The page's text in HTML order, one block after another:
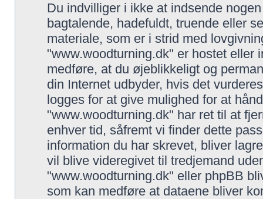
Du indvilliger i ikke at indsende
bagtalende, hadefuldt, truende eller
materiale, som er i strid med
"www.woodturning.dk" er hostet eller
medføre, at du øjeblikkeligt og
din Internet udbyder, hvis det
logges for at give mulighed for at
"www.woodturning.dk" har ret til at
enhver tid, såfremt vi finder dette
information du har skrevet, bliver
vil blive videregivet til tredjemand
"www.woodturning.dk" eller phpBB
som kan medføre at dataene bliver